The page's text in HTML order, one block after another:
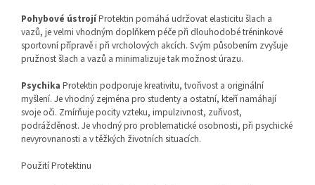
Pohybové ústrojíProtektin pomáhá udržovat elasticitu šlach a
vazů, je velmi vhodným doplňkem péče při dlouhodobé tréninkové
sportovní přípravě i při vrcholových akcích. Svým působením zvyšuje
pružnost šlach a vazů a minimalizuje tak možnost úrazu.
Psychika Protektin podporuje kreativitu, tvořivost a originální
myšlení. Je vhodný zejména pro studenty a ostatní, kteří namáhají
svoje oči. Zmírňuje pocity vzteku, impulzivnost, zuřivost,
podrážděnost. Je vhodný pro problematické osobnosti, při psychické
nevyrovnanosti a v těžkých životních situacích.
Použití Protektinu